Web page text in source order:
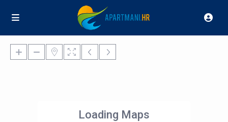
Loading Maps